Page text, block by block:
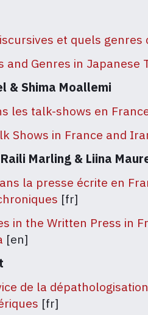
et quels genres
and Genres in
& Shima Moallemi
les talk-shows en
Shows in France and
Marling & Liina
la presse écrite en
[fr]
in the Written Press in
[en]
de la
[fr]